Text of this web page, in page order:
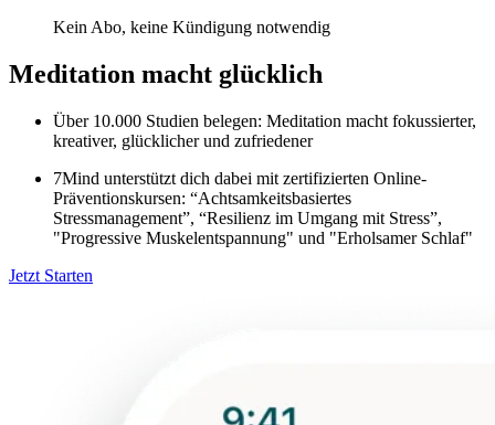
Kein Abo, keine Kündigung notwendig
Meditation macht glücklich
Über 10.000 Studien belegen: Meditation macht fokussierter,
kreativer, glücklicher und zufriedener
7Mind unterstützt dich dabei mit zertifizierten Online-
Präventionskursen: “Achtsamkeitsbasiertes
Stressmanagement”, “Resilienz im Umgang mit Stress”,
"Progressive Muskelentspannung" und "Erholsamer Schlaf"
Jetzt Starten